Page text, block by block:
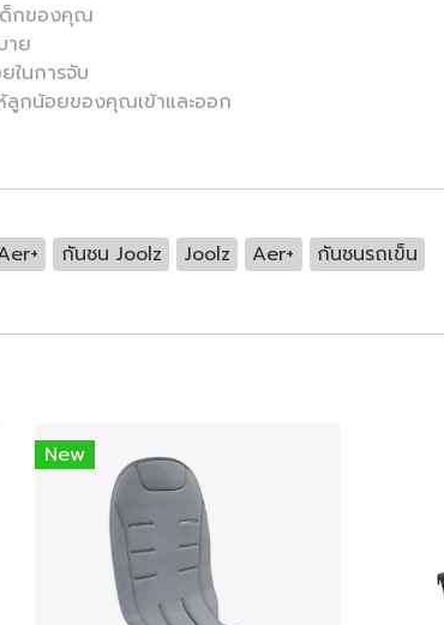
ด็กของคุณ
าย
ในการจับ
ลูกน้อยของคุณเข้าและออก
กันชน Joolz Joolz Aer+ กันชนรถเข็น
New